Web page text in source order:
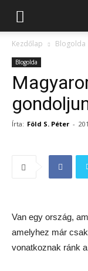
Kezdőlap Blogolda
Blogolda
Írta: Föld S. Péter -
Van egy ország,
amelyhez már
vonatkoznak ránk